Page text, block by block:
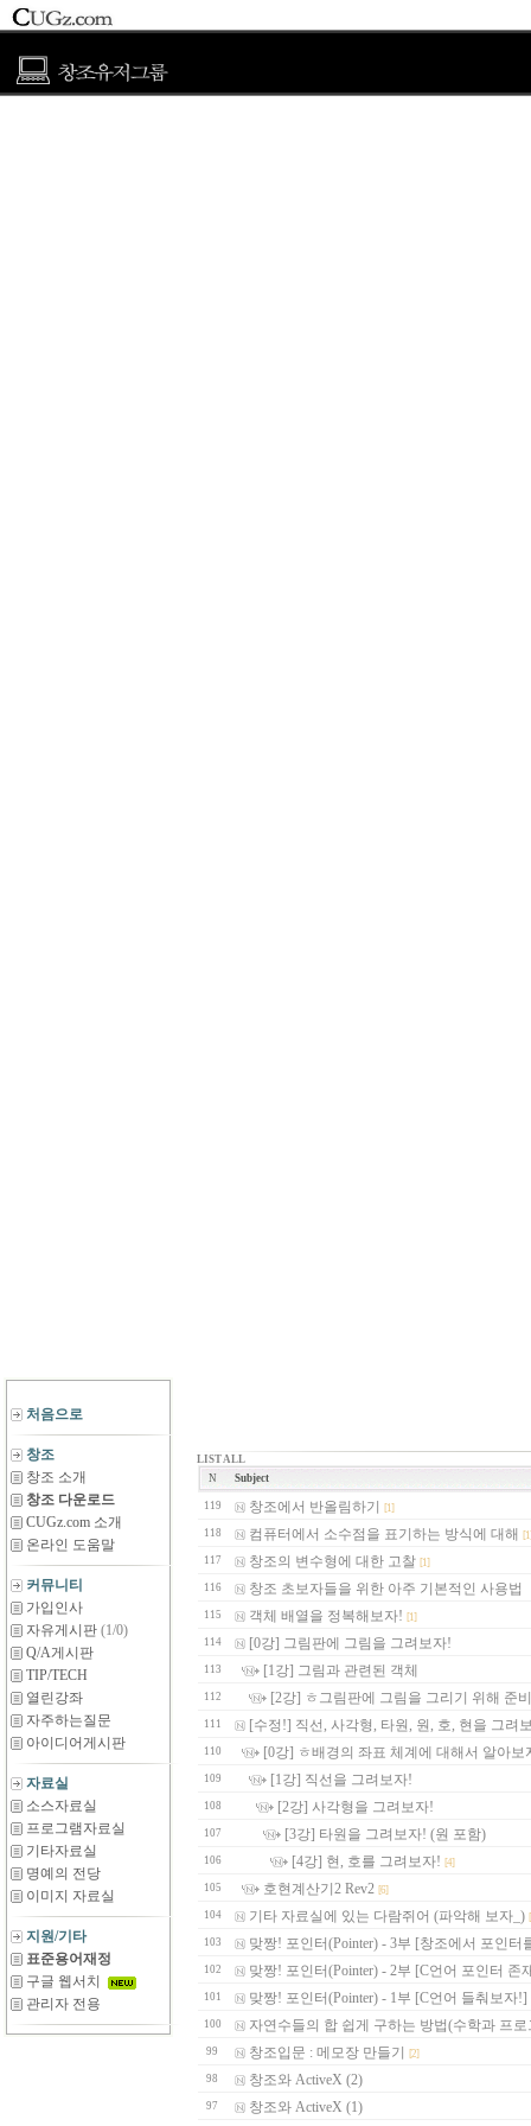
처음으로
창조
창조 소개
창조 다운로드
CUGz.com 소개
온라인 도움말
커뮤니티
가입인사
자유게시판 (1/0)
Q/A게시판
TIP/TECH
열린강좌
자주하는질문
아이디어게시판
자료실
소스자료실
프로그램자료실
기타자료실
명예의 전당
이미지 자료실
지원/기타
표준용어재정
구글 웹서치
관리자 전용
LIST ALL
N
Subject
119 창조에서 반올림하기 [1]
118 컴퓨터에서 소수점을 표기하는 방식에 대해 [1]
117 창조의 변수형에 대한 고찰 [1]
116 창조 초보자들을 위한 아주 기본적인 사용법
115 객체 배열을 정복해보자! [1]
114 [0강] 그림판에 그림을 그려보자!
113 [1강] 그림과 관련된 객체
112 [2강] ㅎ그림판에 그림을 그리기 위해 준
111 [수정!] 직선, 사각형, 타원, 원, 호, 현을 그려
110 [0강] ㅎ배경의 좌표 체계에 대해서 알아보
109 [1강] 직선을 그려보자!
108 [2강] 사각형을 그려보자!
107 [3강] 타원을 그려보자! (원 포함)
106 [4강] 현, 호를 그려보자! [4]
105 호현계산기2 Rev2 [6]
104 기타 자료실에 있는 다람쥐어 (파악해 보자_)
103 맞짱! 포인터(Pointer) - 3부 [창조에서 포인터
102 맞짱! 포인터(Pointer) - 2부 [C언어 포인터 존
101 맞짱! 포인터(Pointer) - 1부 [C언어 들춰보자!]
100 자연수들의 합 쉽게 구하는 방법(수학과 프로
99 창조입문 : 메모장 만들기 [2]
98 창조와 ActiveX (2)
97 창조와 ActiveX (1)